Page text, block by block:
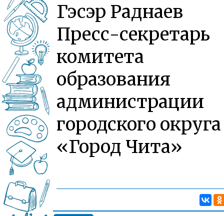
Гэсэр Раднаев
Пресс-секретарь
комитета
образования
администрации
городского округа
«Город Чита»